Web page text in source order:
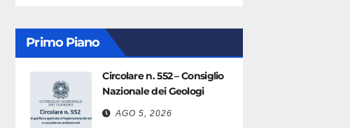
Primo Piano
Circolare n. 552 – Consiglio
Nazionale dei Geologi
AGO 5, 2026